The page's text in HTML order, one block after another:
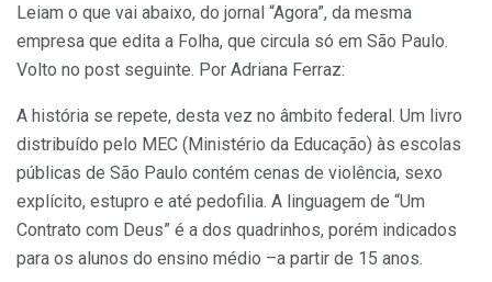
Leiam o que vai abaixo, do jornal “Agora”, da mesma
empresa que edita a Folha, que circula só em São Paulo.
Volto no post seguinte. Por Adriana Ferraz:
A história se repete, desta vez no âmbito federal. Um livro
distribuído pelo MEC (Ministério da Educação) às escolas
públicas de São Paulo contém cenas de violência, sexo
explícito, estupro e até pedofilia. A linguagem de “Um
Contrato com Deus” é a dos quadrinhos, porém indicados
para os alunos do ensino médio –a partir de 15 anos.